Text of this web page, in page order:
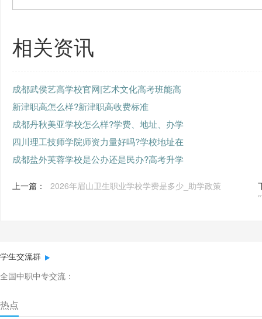
相关资讯
成都武侯艺高学校官网|艺术文化高考班能高
新津职高怎么样?新津职高收费标准
成都丹秋美亚学校怎么样?学费、地址、办学
四川理工技师学院师资力量好吗?学校地址在
成都盐外芙蓉学校是公办还是民办?高考升学
上一篇： 2026年眉山卫生职业学校学费是多少_助学政策
学生交流群
全国中职中专交流：
热点